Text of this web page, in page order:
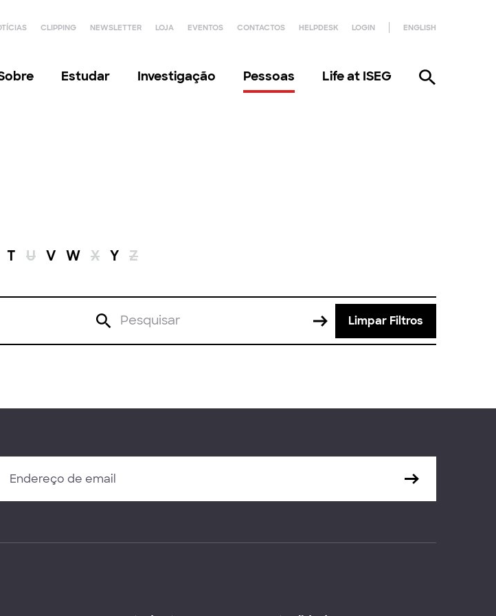
CLIPPING NEWSLETTER LOJA EVENTOS CONTACTOS HELPDESK LOGIN ENGLISH
Estudar Investigação Pessoas Life at ISEG
T U V W X Y Z
Limpar Filtros